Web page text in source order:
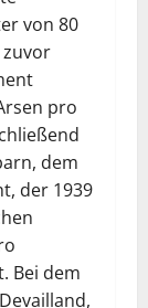
von 80
zuvor
pro
dem
der 1939
Bei dem